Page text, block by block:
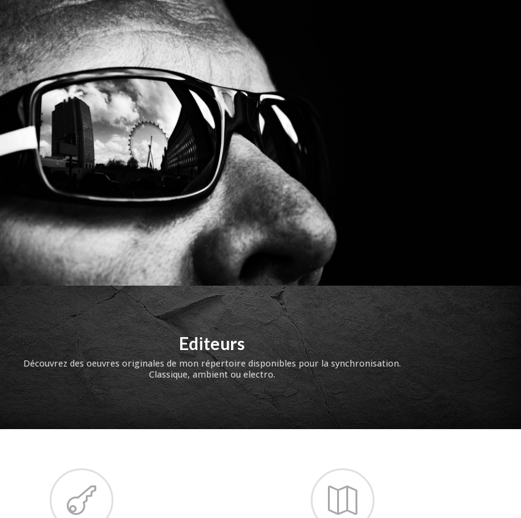
Editeurs
Découvrez des oeuvres originales de mon répertoire disponibles pour la synchronisation.
Classique, ambient ou electro.
 